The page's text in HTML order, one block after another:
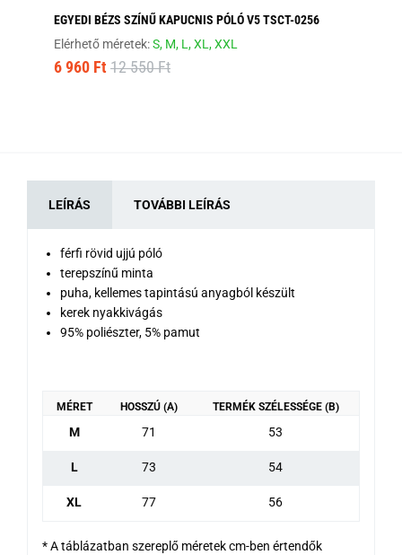
EGYEDI BÉZS SZÍNŰ KAPUCNIS PÓLÓ V5 TSCT-0256
Elérhető méretek:S, M, L,XL,XXL
6 960 Ft 12 550 Ft
LEÍRÁS TOVÁBBI LEÍRÁS
férfi rövid ujjú póló
terepszínű minta
puha, kellemes tapintású anyagból készült
kerek nyakkivágás
95% poliészter, 5% pamut
MÉRET HOSSZÚ (A) TERMÉK SZÉLESSÉGE (B)
M 71 53
L 73 54
XL 77 56
* A táblázatban szereplő méretek cm-ben értendők